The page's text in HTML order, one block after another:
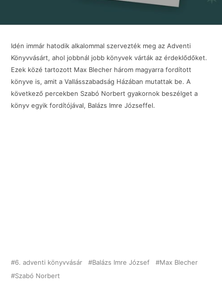
Idén immár hatodik alkalommal szervezték meg az Adventi
Könyvvásárt, ahol jobbnál jobb könyvek várták az érdeklődőket.
Ezek közé tartozott Max Blecher három magyarra fordított
könyve is, amit a Vallásszabadság Házában mutattak be. A
következő percekben Szabó Norbert gyakornok beszélget a
könyv egyik fordítójával, Balázs Imre Józseffel.
6. adventi könyvvásár Balázs Imre József
Max Blecher
Szabó Norbert